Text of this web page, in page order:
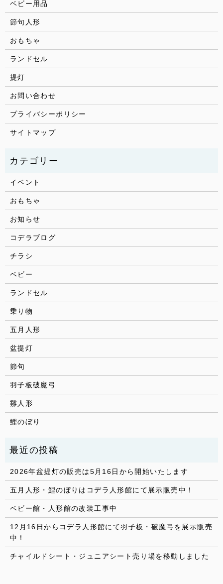
ベビー用品
節句人形
おもちゃ
ランドセル
提灯
お問い合わせ
プライバシーポリシー
サイトマップ
イベント
おもちゃ
お知らせ
コデラブログ
チラシ
ベビー
ランドセル
乗り物
五月人形
盆提灯
節句
羽子板破魔弓
雛人形
鯉のぼり
2026年盆提灯の販売は5月16日から開始いたします
五月人形・鯉のぼりはコデラ人形館にて展示販売中！
ベビー館・人形館の改装工事中
12月16日からコデラ人形館にて羽子板・破魔弓を展示販売
中！
チャイルドシート・ジュニアシート売り場を移動しました